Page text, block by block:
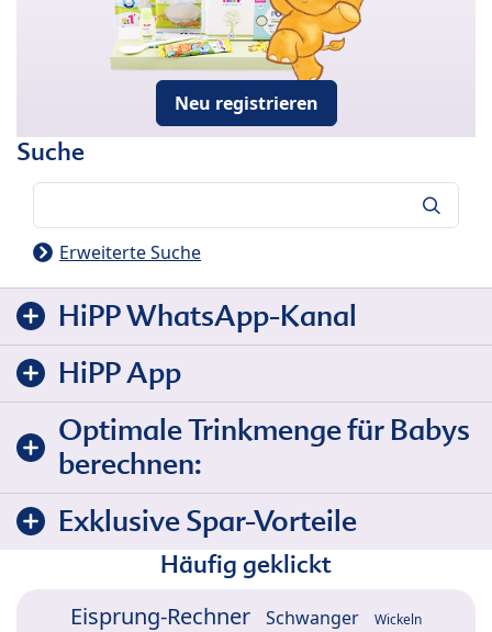
Neu registrieren
Suche
Erweiterte Suche
HiPP WhatsApp-Kanal
HiPP App
Optimale Trinkmenge für Babys
berechnen:
Exklusive Spar-Vorteile
Häufig geklickt
Eisprung-Rechner Schwanger Wickeln